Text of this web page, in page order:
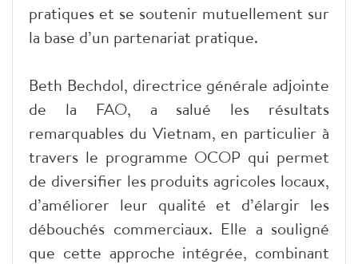
pratiques et se soutenir mutuellement sur
la base d’un partenariat pratique.
Beth Bechdol, directrice générale adjointe
de la FAO, a salué les résultats
remarquables du Vietnam, en particulier à
travers le programme OCOP qui permet
de diversifier les produits agricoles locaux,
d’améliorer leur qualité et d’élargir les
débouchés commerciaux. Elle a souligné
que cette approche intégrée, combinant